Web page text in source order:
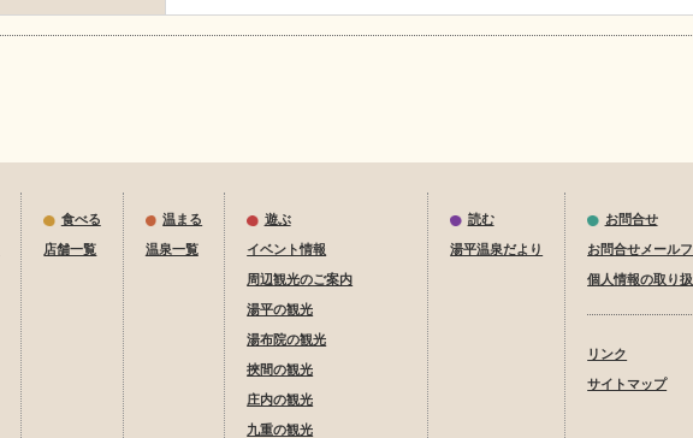
食べる
店舗一覧
温まる
温泉一覧
遊ぶ
イベント情報
周辺観光のご案内
湯平の観光
湯布院の観光
挾間の観光
庄内の観光
九重の観光
読む
湯平温泉だより
お問合せ
お問合せメール
個人情報の取り
リンク
サイトマップ